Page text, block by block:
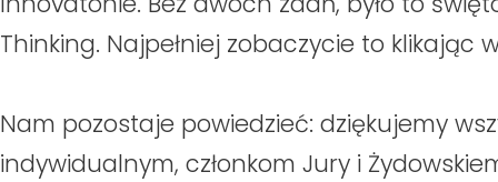
Thinking. Najpełniej zobaczycie to klikając
Nam pozostaje powiedzieć: dziękujemy
indywidualnym, członkom Jury i